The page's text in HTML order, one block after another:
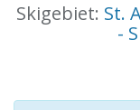
Skigebiet: St.
-